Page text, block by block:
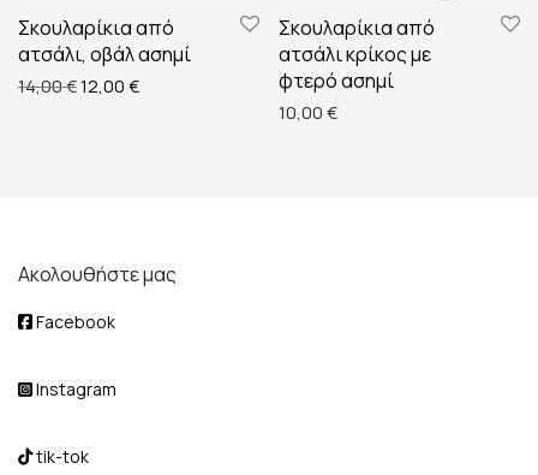
Σκουλαρίκια από
ατσάλι, οβάλ ασημί
14,00€Original price was: 14,00 €.
12,00 €Η τρέχουσα τιμή είναι: 12,00 €.
Σκουλαρίκια από
ατσάλι κρίκος με
φτερό ασημί
10,00 €
Ακολουθήστε μας
Facebook
Instagram
tik-tok